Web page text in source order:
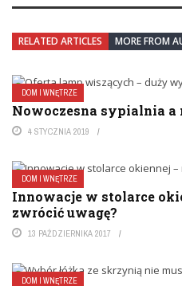
RELATED ARTICLES MORE FROM
DOM I WNĘTRZE
Nowoczesna sypialnia a
4 STYCZNIA 2019
DOM I WNĘTRZE
Innowacje w stolarce
zwrócić uwagę?
13 PAŹDZIERNIKA 2017
DOM I WNĘTRZE